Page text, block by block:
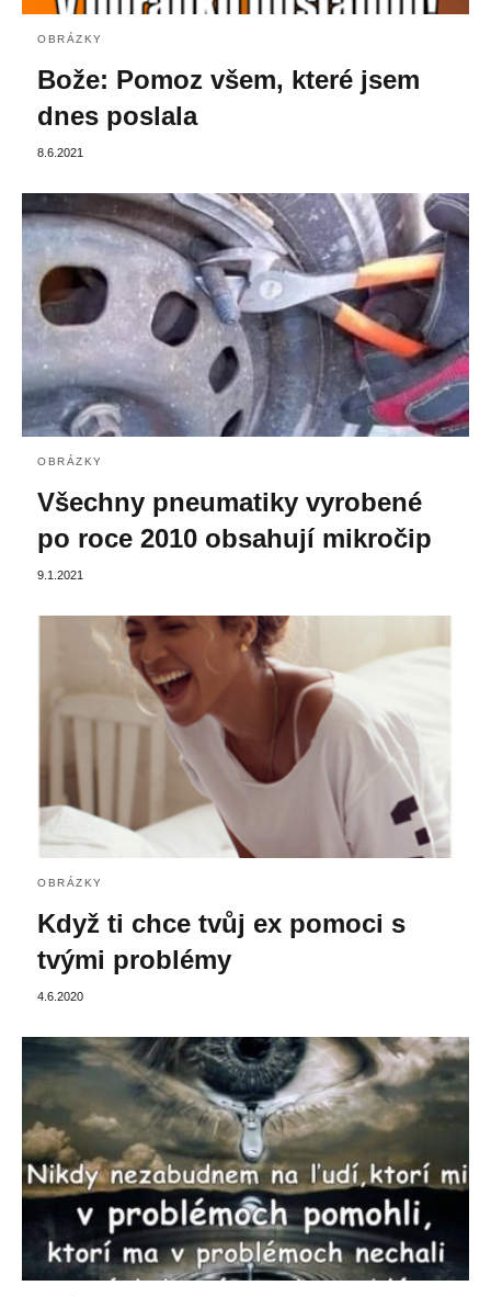
OBRÁZKY
Bože: Pomoz všem, které jsem
dnes poslala
8.6.2021
OBRÁZKY
Všechny pneumatiky vyrobené
po roce 2010 obsahují mikročip
9.1.2021
OBRÁZKY
Když ti chce tvůj ex pomoci s
tvými problémy
4.6.2020